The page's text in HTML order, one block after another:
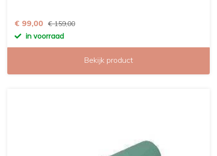
€ 99,00 € 159,00
in voorraad
Bekijk product